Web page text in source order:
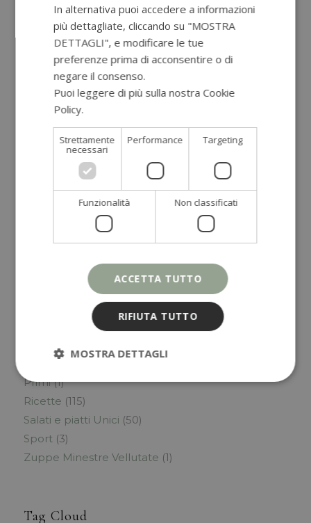
INTESTINO
PERIMENOPAUSA: TRANSIZIONE VERSO LA
MENOPAUSA
OMEGA 3 ED ECCESSO DI INFIAMMAZIONE
Categorie
Alimentazione
Benessere(26)
Chef Fabio Moriconi
Cura del corpo
Dolci e Snack(42)
Estratti e Frullati
Primi(1)
Ricette (115)
Salati e piatti Unici (50)
Sport(3)
Zuppe Minestre Vellutate (1)
Tag Cloud
In alternativa puoi accedere a informazioni
più dettagliate, cliccando su "MOSTRA
DETTAGLI", e modificare le tue
preferenze prima di acconsentire o di
negare il consenso.
Puoi leggere di più sulla nostra Cookie
Policy.
Strettamente
necessari
Performance Targeting
Funzionalità Non classificati
ACCETTA TUTTO
RIFIUTA TUTTO
MOSTRA DETTAGLI